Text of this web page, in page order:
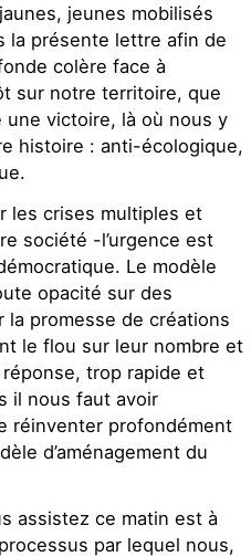
jeunes mobilisés
la présente lettre afin de
colère face à
sur notre territoire, que
victoire, là où nous y
histoire : anti-écologique,
les crises multiples et
société -l’urgence est
Le modèle
opacité sur des
promesse de créations
le flou sur leur nombre et
trop rapide et
il nous faut avoir
réinventer profondément
d’aménagement du
assistez ce matin est à
par lequel nous,